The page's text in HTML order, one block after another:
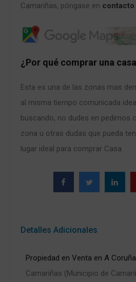
Camariñas, póngase en contacto
¿Por qué comprar una
Esta es una de las zonas mas
al misma tiempo comunicada
buscando, no dudes en pedirnos
zona u otras dudas que pueda
lugar ideal para comprar Casa
Detalles Adicionales
Propiedad en Venta en A
Camariñas (Municipio de